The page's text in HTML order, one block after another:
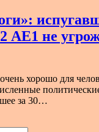
AE1 не
хорошо для
за 30…